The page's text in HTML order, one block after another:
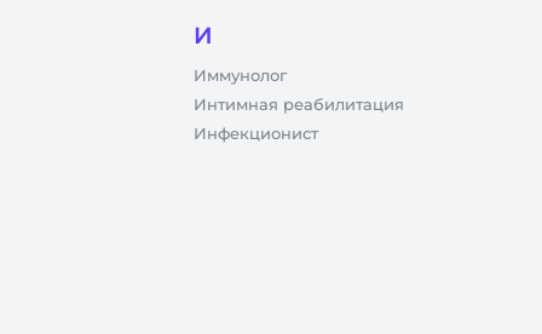
И
Иммунолог
Интимная реабилитация
Инфекционист